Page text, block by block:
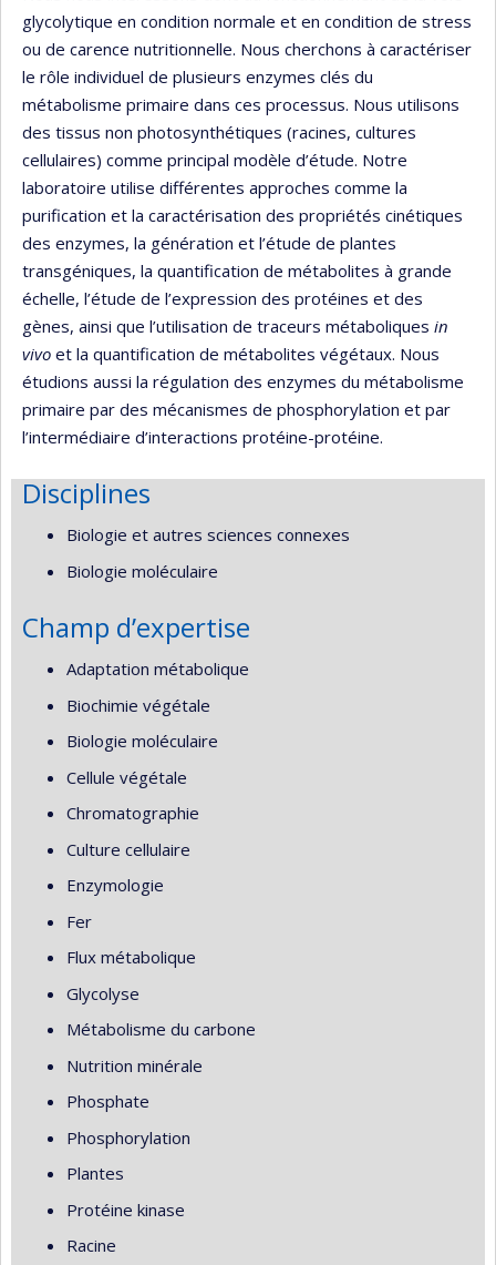
glycolytique en condition normale et en condition de stress
ou de carence nutritionnelle. Nous cherchons à caractériser
le rôle individuel de plusieurs enzymes clés du
métabolisme primaire dans ces processus. Nous utilisons
des tissus non photosynthétiques (racines, cultures
cellulaires) comme principal modèle d’étude. Notre
laboratoire utilise différentes approches comme la
purification et la caractérisation des propriétés cinétiques
des enzymes, la génération et l’étude de plantes
transgéniques, la quantification de métabolites à grande
échelle, l’étude de l’expression des protéines et des
gènes, ainsi que l’utilisation de traceurs métaboliques in
vivo et la quantification de métabolites végétaux. Nous
étudions aussi la régulation des enzymes du métabolisme
primaire par des mécanismes de phosphorylation et par
l’intermédiaire d’interactions protéine-protéine.
Disciplines
Biologie et autres sciences connexes
Biologie moléculaire
Champ d’expertise
Adaptation métabolique
Biochimie végétale
Biologie moléculaire
Cellule végétale
Chromatographie
Culture cellulaire
Enzymologie
Fer
Flux métabolique
Glycolyse
Métabolisme du carbone
Nutrition minérale
Phosphate
Phosphorylation
Plantes
Protéine kinase
Racine